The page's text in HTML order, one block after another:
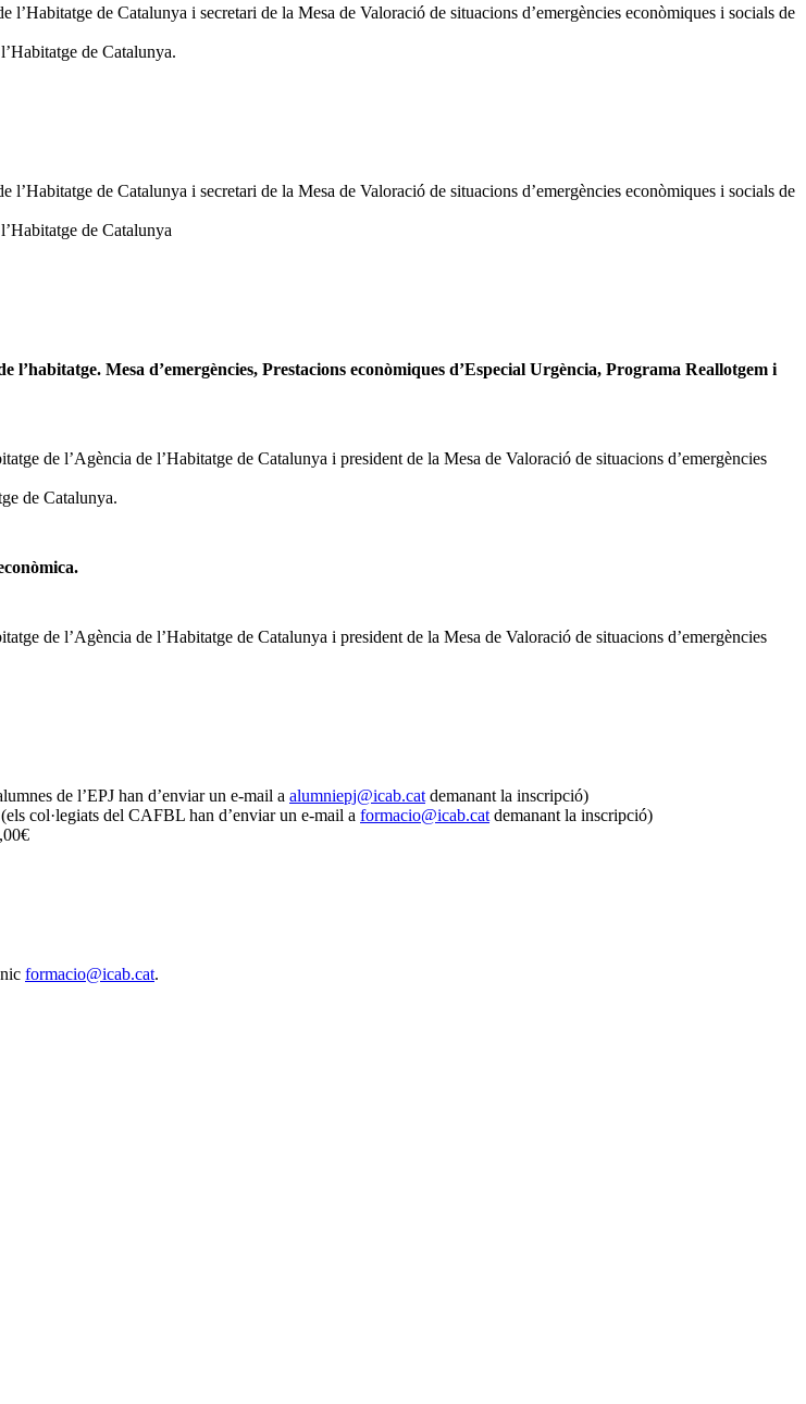
de Catalunya i secretari de la Mesa de Valoració de situacions d’emergències econòmiques i socials de
de Catalunya.
de Catalunya i secretari de la Mesa de Valoració de situacions d’emergències econòmiques i socials de
de Catalunya
Mesa d’emergències, Prestacions econòmiques d’Especial Urgència, Programa Reallotgem i
de l’Agència de l’Habitatge de Catalunya i president de la Mesa de Valoració de situacions d’emergències
de Catalunya.
de l’Agència de l’Habitatge de Catalunya i president de la Mesa de Valoració de situacions d’emergències
de l’EPJ han d’enviar un e-mail a alumniepj@icab.cat demanant la inscripció)
col·legiats del CAFBL han d’enviar un e-mail a formacio@icab.cat demanant la inscripció)
formacio@icab.cat.